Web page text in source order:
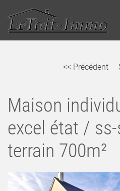
<< Précédent
Maison
excel état /
terrain 700m²